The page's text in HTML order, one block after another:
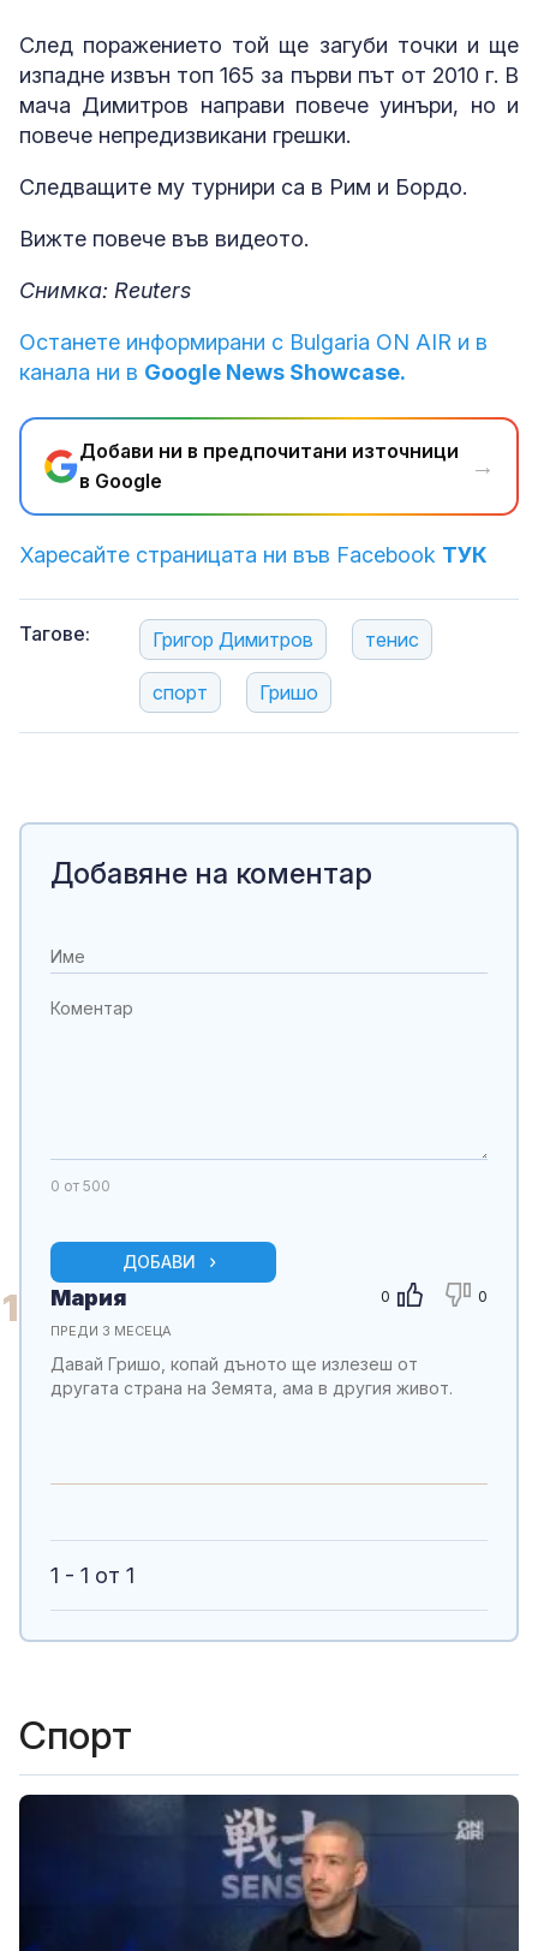
След поражението той ще загуби точки и ще
изпадне извън топ 165 за първи път от 2010 г. В
мача Димитров направи повече уинъри, но и
повече непредизвикани грешки.
Следващите му турнири са в Рим и Бордо.
Вижте повече във видеото.
Снимка: Reuters
Останете информирани с Bulgaria ON AIR и в
канала ни в Google News Showcase.
Добави ни в предпочитани източници
в Google
→
Харесайте страницата ни във Facebook ТУК
Тагове: Григор Димитров тенис
спорт Гришо
Добавяне на коментар
0 от 500
ДОБАВИ
1 0 0
Мария
ПРЕДИ 3 МЕСЕЦА
Давай Гришо, копай дъното ще излезеш от
другата страна на Земята, ама в другия живот.
1 - 1 от 1
Спорт